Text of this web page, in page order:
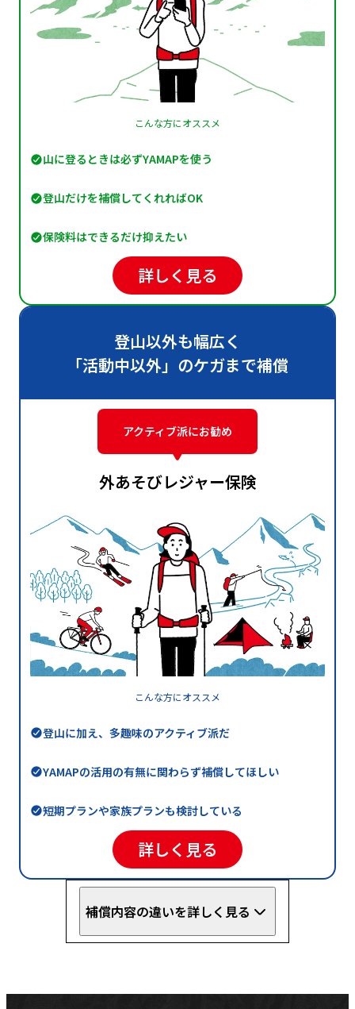
こんな方にオススメ
山に登るときは必ずYAMAPを使う
登山だけを補償してくれればOK
保険料はできるだけ抑えたい
詳しく見る
登山以外も幅広く
「活動中以外」のケガまで補償
アクティブ派にお勧め
外あそびレジャー保険
こんな方にオススメ
登山に加え、多趣味のアクティブ派だ
YAMAPの活用の有無に関わらず補償してほしい
短期プランや家族プランも検討している
詳しく見る
補償内容の違いを詳しく見る